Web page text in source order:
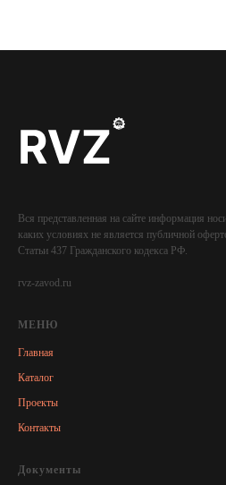
Вся представленная на сайте информация
каких условиях не является публичной
Статьи 437 Гражданского кодекса РФ.
rvz-zavod.ru
МЕНЮ
Главная
Каталог
Проекты
Контакты
Документы